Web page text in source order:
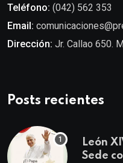
Teléfono: (042) 562 353
Email:
Dirección: Jr. Callao 650.
Posts recientes
León
Sede